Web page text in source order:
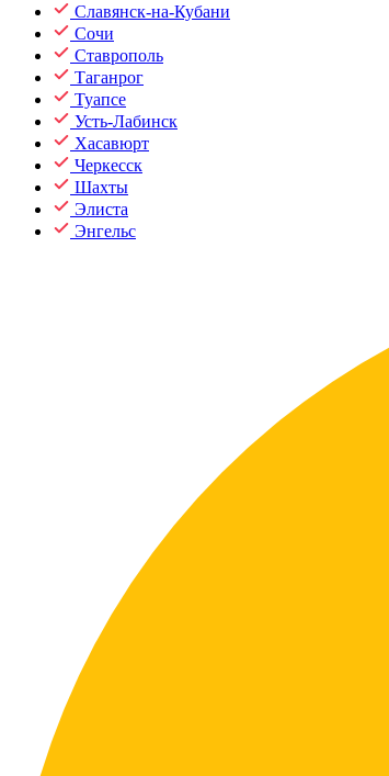
Славянск-на-Кубани
Сочи
Ставрополь
Таганрог
Туапсе
Усть-Лабинск
Хасавюрт
Черкесск
Шахты
Элиста
Энгельс